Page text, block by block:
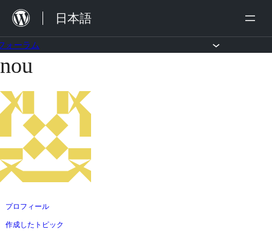
を
ス
ッ
プ
日本語
ォーラム
コ
テ
ン
ツ
ス
ッ
プ
nou
プロフィール
作成したトピック